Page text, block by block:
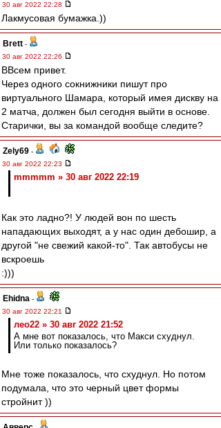
30 авг 2022 22:28
Лакмусовая бумажка.))
Brett -
30 авг 2022 22:26
ВВсем привет.
Через одного сокнижники пишут про
виртуального Шамара, который имея дискву на
2 матча, должен был сегодня выйти в основе.
Старички, вы за командой вообще следите?
Zely69 -
30 авг 2022 22:23
mmmmm » 30 авг 2022 22:19
Как это ладно?! У людей вон по шесть
нападающих выходят, а у нас один дебошир, а
другой "не свежий какой-то". Так автобусы не
вскроешь
:)))
Ehidna -
30 авг 2022 22:21
лео22 » 30 авг 2022 21:52
А мне вот показалось, что Макси схуднул.
Или только показалось?
Мне тоже показалось, что схуднул. Но потом
подумала, что это черный цвет формы
стройнит ))